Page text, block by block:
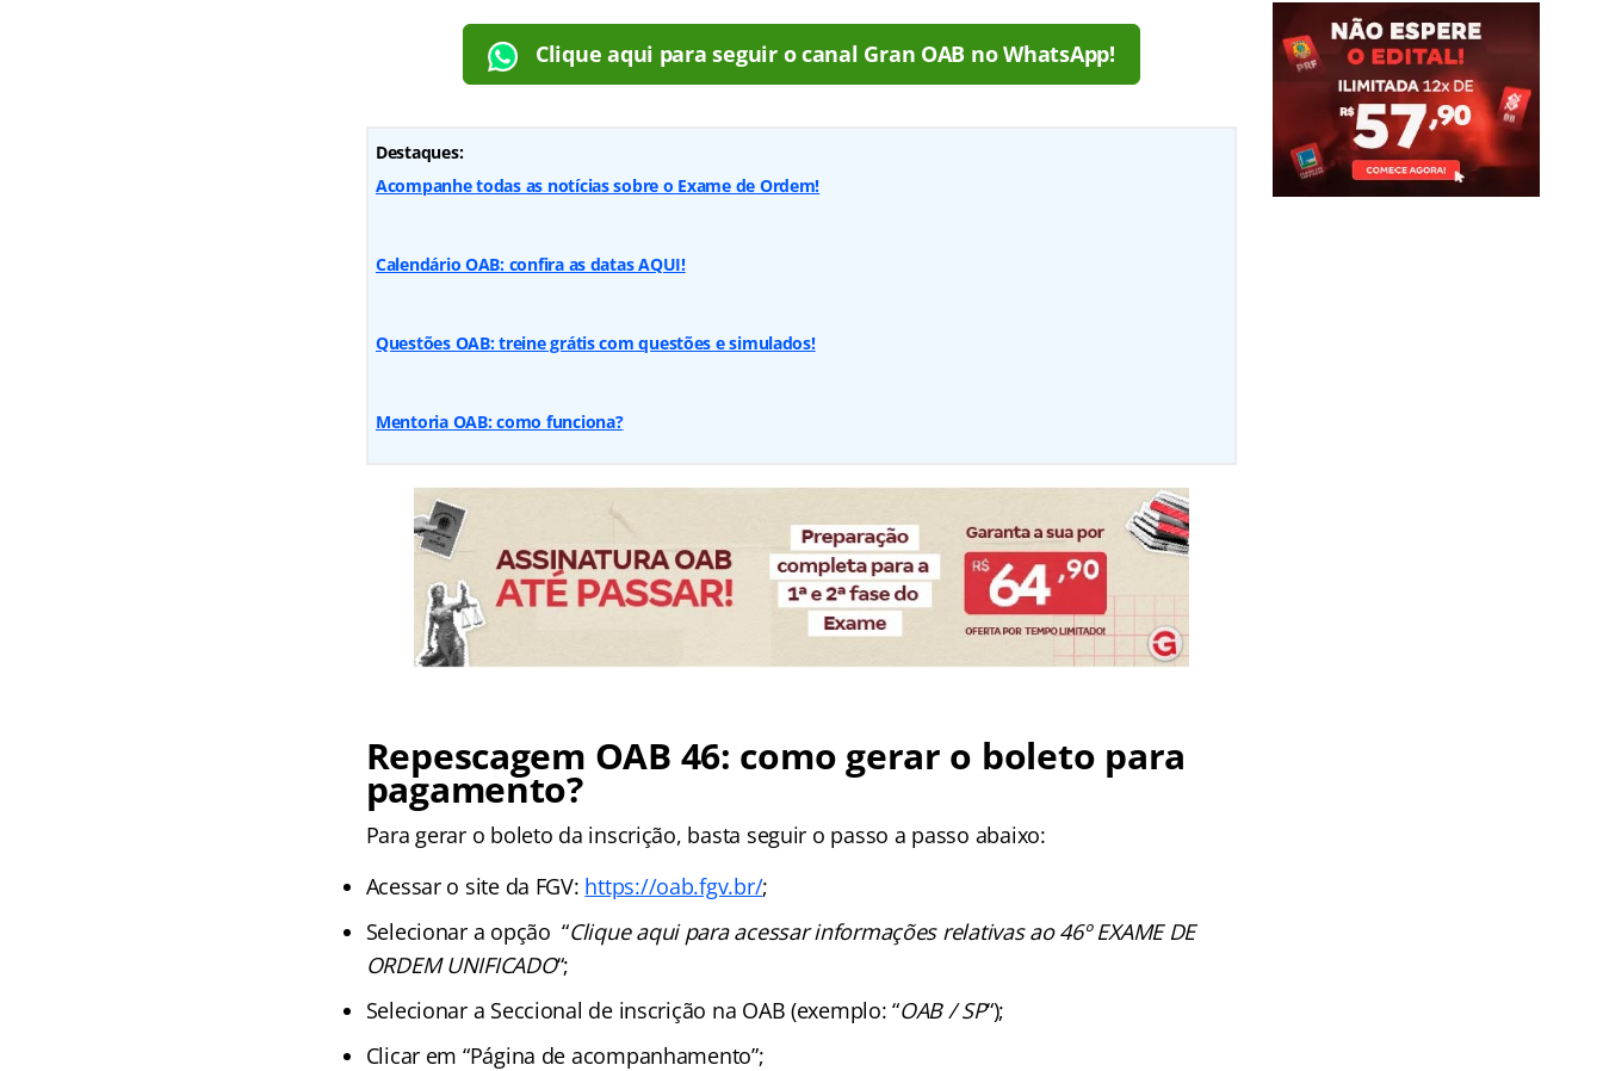
Clique aqui para seguir o canal Gran OAB no WhatsApp!
Destaques:
Acompanhe todas as notícias sobre o Exame de Ordem!
Calendário OAB: confira as datas AQUI!
Questões OAB: treine grátis com questões e simulados!
Mentoria OAB: como funciona?
Repescagem OAB 46: como gerar o boleto para
pagamento?
Para gerar o boleto da inscrição, basta seguir o passo a passo abaixo:
Acessar o site da FGV: https://oab.fgv.br/;
Selecionar a opção “Clique aqui para acessar informações relativas ao 46º EXAME DE
ORDEM UNIFICADO“;
Selecionar a Seccional de inscrição na OAB (exemplo: “OAB / SP“);
Clicar em “Página de acompanhamento”;